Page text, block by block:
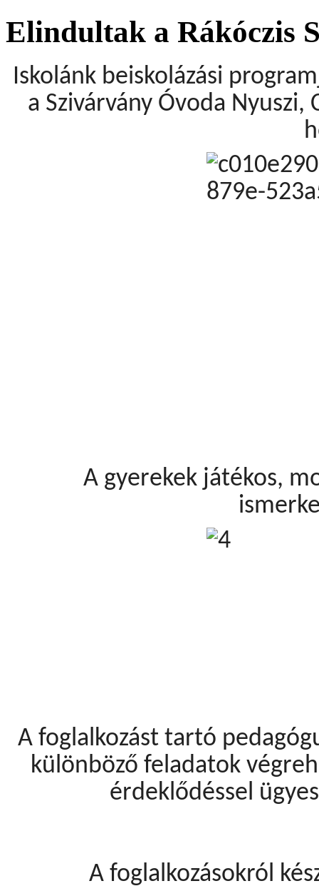
Elindultak a Rákóczis
Iskolánk beiskolázási
a Szivárvány Óvoda
A gyerekek játékos,
A foglalkozást tartó
különböző feladatok
érdeklődéssel
A foglalkozásokról